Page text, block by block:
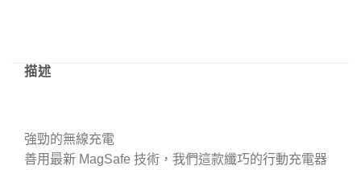
描述
強勁的無線充電
善用最新 MagSafe 技術，我們這款纖巧的行動充電器